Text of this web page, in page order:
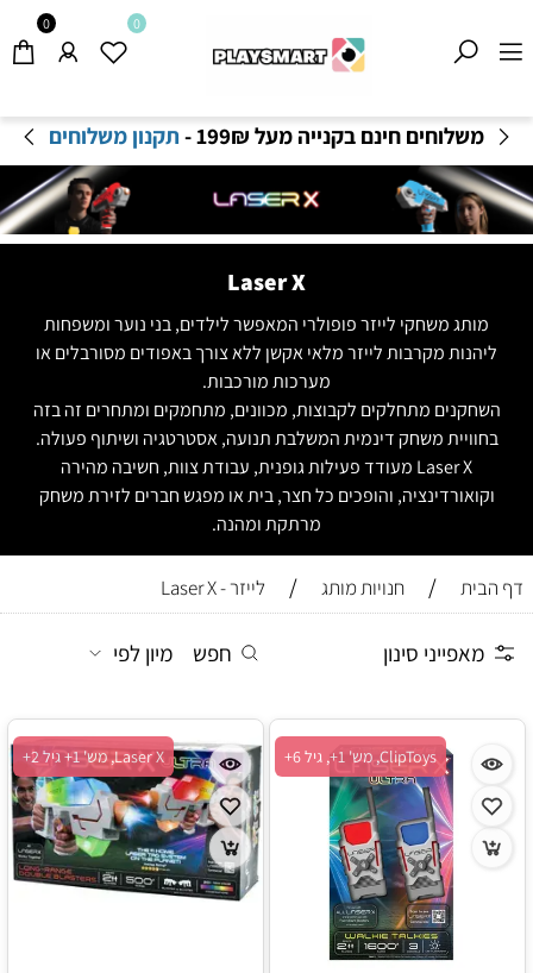
משלוחים חינם בקנייה מעל 199 ₪
- תקנון משלוחים
0 0
Laser X
מותג משחקי לייזר פופולרי המאפשר לילדים, בני נוער ומשפחות
ליהנות מקרבות לייזר מלאי אקשן ללא צורך באפודים מסורבלים או
מערכות מורכבות.
השחקנים מתחלקים לקבוצות, מכוונים, מתחמקים ומתחרים זה בזה
בחוויית משחק דינמית המשלבת תנועה, אסטרטגיה ושיתוף פעולה.
Laser X מעודד פעילות גופנית, עבודת צוות, חשיבה מהירה
וקואורדינציה, והופכים כל חצר, בית או מפגש חברים לזירת משחק
מרתקת ומהנה.
דף הבית / חנויות מותג / לייזר - Laser X
מאפייני סינון חפש מיון לפי
ClipToys, מש' 1+, גיל 6+ Laser X, מש' 1+ גיל 2+